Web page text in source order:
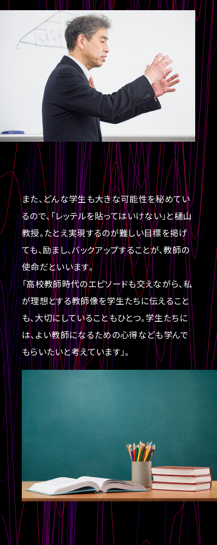
また、どんな学生も大きな可能性を秘めてい
るので、「レッテルを貼ってはいけない」と樋山
教授。たとえ実現するのが難しい目標を掲げ
ても、励まし、バックアップすることが、教師の
使命だといいます。
「高校教師時代のエピソードも交えながら、私
が理想とする教師像を学生たちに伝えること
も、大切にしていることもひとつ。学生たちに
は、よい教師になるための心得なども学んで
もらいたいと考えています」。